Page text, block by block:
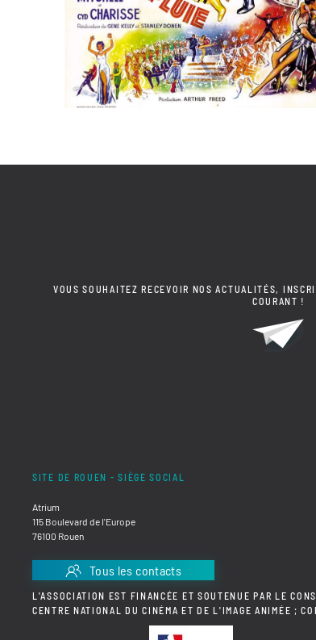
Voir la fiche film
VOUS SOUHAITEZ RECEVOIR NOS ACTUALITÉS,
COURANT !
SITE DE ROUEN - SIÈGE SOCIAL
Atrium
115 Boulevard de l'Europe
76100 Rouen
Tous les contacts
L'ASSOCIATION EST FINANCÉE ET SOUTENUE PAR LE
CENTRE NATIONAL DU CINÉMA ET DE L'IMAGE ANIMÉE ;